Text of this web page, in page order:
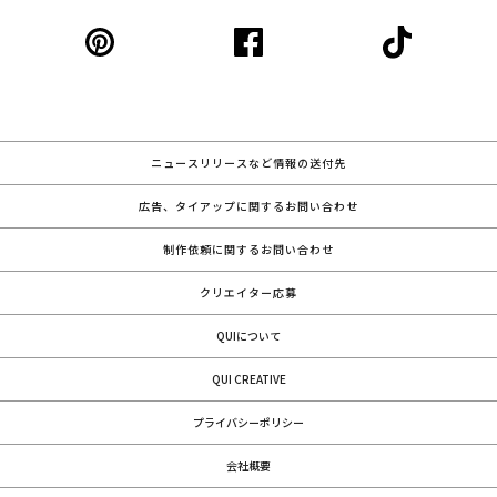
ニュースリリースなど情報の送付先
広告、タイアップに関するお問い合わせ
制作依頼に関するお問い合わせ
クリエイター応募
QUIについて
QUI CREATIVE
プライバシーポリシー
会社概要